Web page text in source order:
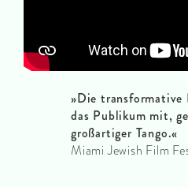
»Die
das Publikum mit,
großartiger Tango.«
Miami Jewish Film